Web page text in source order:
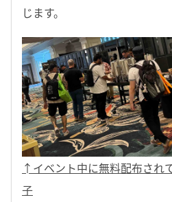
じます。
↑イベント中に無料配布され
子